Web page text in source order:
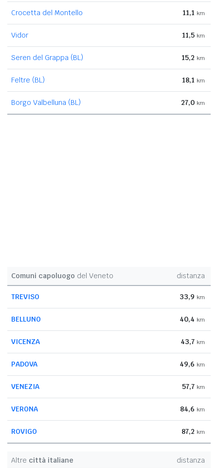
Crocetta del Montello 11,1 km
Vidor 11,5 km
Seren del Grappa (BL) 15,2 km
Feltre (BL) 18,1 km
Borgo Valbelluna (BL) 27,0 km
Comuni capoluogo del Veneto distanza
TREVISO 33,9 km
BELLUNO 40,4 km
VICENZA 43,7 km
PADOVA 49,6 km
VENEZIA 57,7 km
VERONA 84,6 km
ROVIGO 87,2 km
Altre città italiane distanza